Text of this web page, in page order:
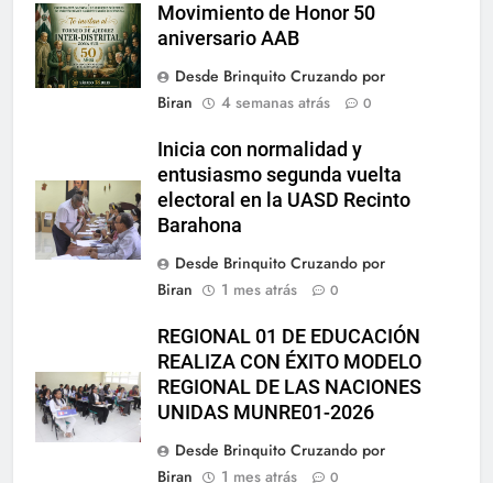
Movimiento de Honor 50
aniversario AAB
Desde Brinquito Cruzando por
Biran
4 semanas atrás 0
Inicia con normalidad y
entusiasmo segunda vuelta
electoral en la UASD Recinto
Barahona
Desde Brinquito Cruzando por
Biran
1 mes atrás 0
REGIONAL 01 DE EDUCACIÓN
REALIZA CON ÉXITO MODELO
REGIONAL DE LAS NACIONES
UNIDAS MUNRE01-2026
Desde Brinquito Cruzando por
Biran
1 mes atrás 0